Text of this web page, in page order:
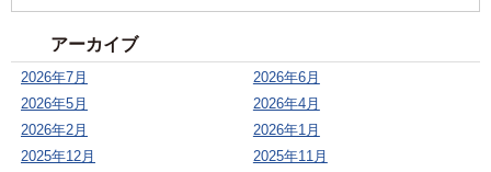
アーカイブ
2026年7月
2026年6月
2026年5月
2026年4月
2026年2月
2026年1月
2025年12月
2025年11月